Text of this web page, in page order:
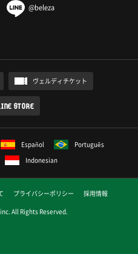
@beleza
ヴェルディチケット
STORE
Español
Português
Indonesian
プライバシーポリシー
採用情報
All Rights Reserved.